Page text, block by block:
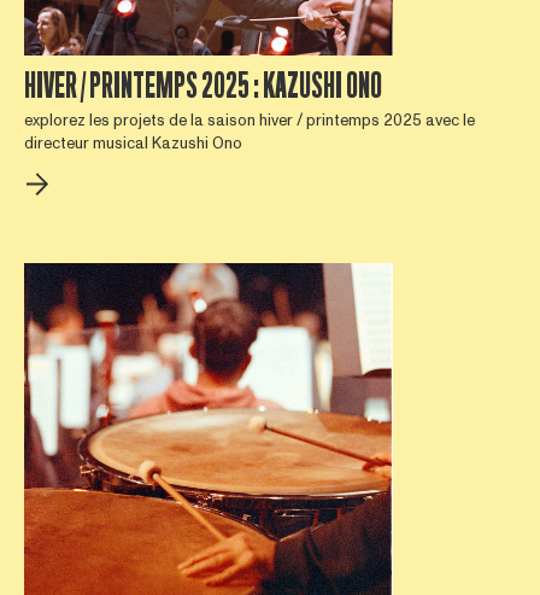
HIVER / PRINTEMPS 2025 : KAZUSHI ONO
explorez les projets de la saison hiver / printemps 2025 avec le
directeur musical Kazushi Ono